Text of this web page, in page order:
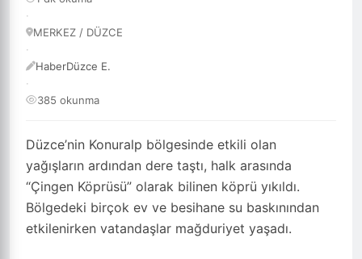
Düzce’nin Konuralp bölgesinde etkili olan
yağışların ardından dere taştı, halk arasında
“Çingen Köprüsü” olarak bilinen köprü yıkıldı.
Bölgedeki birçok ev ve besihane su baskınından
etkilenirken vatandaşlar mağduriyet yaşadı.
·
MERKEZ / DÜZCE
·
HaberDüzce E.
·
385 okunma